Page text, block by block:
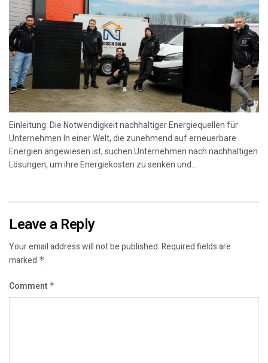
Einleitung: Die Notwendigkeit nachhaltiger Energiequellen für
Unternehmen In einer Welt, die zunehmend auf erneuerbare
Energien angewiesen ist, suchen Unternehmen nach nachhaltigen
Lösungen, um ihre Energiekosten zu senken und...
Leave a Reply
Your email address will not be published.Required fields are
marked *
Comment *